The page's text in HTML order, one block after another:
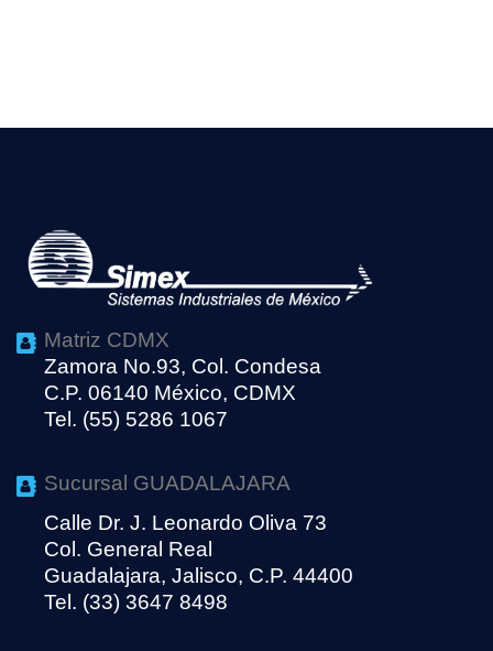
Matriz CDMX
Zamora No.93, Col. Condesa
C.P. 06140 México, CDMX
Tel. (55) 5286 1067
Sucursal GUADALAJARA
Calle Dr. J. Leonardo Oliva 73
Col. General Real
Guadalajara, Jalisco, C.P. 44400
Tel. (33) 3647 8498